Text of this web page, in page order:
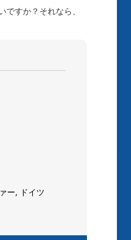
すか？それなら、
ー, ドイツ